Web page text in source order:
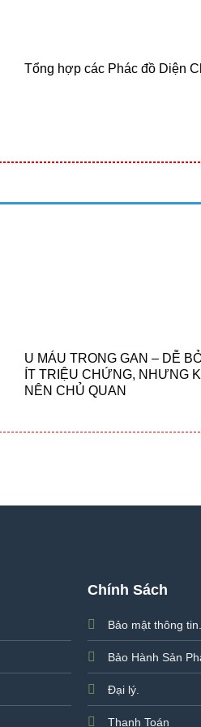
Tổng hợp các Phác đồ Diện
U MÁU TRONG GAN – DỄ
ÍT TRIỆU CHỨNG, NHƯNG
NÊN CHỦ QUAN
Chính Sách
Bảo mật thông tin.
Bảo Hành Sản
Đại lý.
Thanh Toán